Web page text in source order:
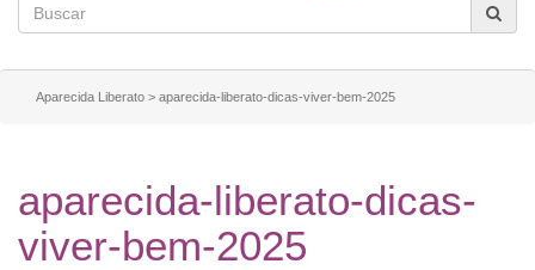
Aparecida Liberato > aparecida-liberato-dicas-viver-bem-2025
aparecida-liberato-dicas-
viver-bem-2025